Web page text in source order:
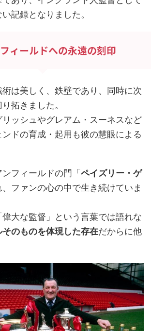
記録となりました。
ィールドへの永遠の刻印
は美しく、鉄壁であり、同時に次
拓きました。
ッシュやグレアム・スーネスなど
ンドの育成・起用も彼の慧眼による
フィールドの門「ペイズリー・ゲ
、ファンの心の中で生き続けていま
大な監督」という言葉では語れな
そのものを体現した存在だからに他